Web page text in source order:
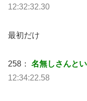
12:32:32.30
最初だけ
258： 名無しさんと
12:34:22.58